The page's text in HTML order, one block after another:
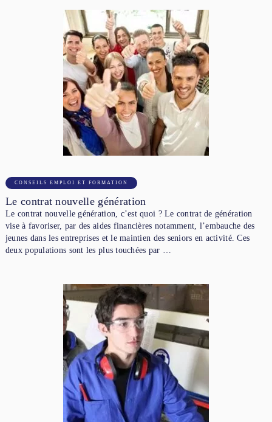
CONSEILS EMPLOI ET FORMATION
Le contrat nouvelle génération
Le contrat nouvelle génération, c’est quoi ? Le contrat de génération
vise à favoriser, par des aides financières notamment, l’embauche des
jeunes dans les entreprises et le maintien des seniors en activité. Ces
deux populations sont les plus touchées par …